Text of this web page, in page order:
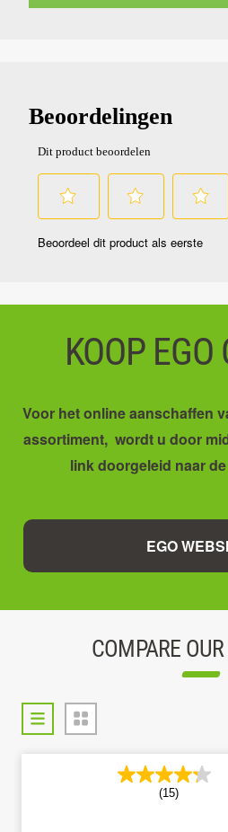
KOOP
Voor het online aanschaffen
assortiment, wordt u door
link doorgeleid naar
EGO
COMPARE
(15)